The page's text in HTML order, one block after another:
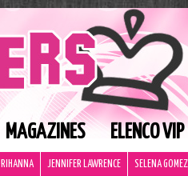
MAGAZINES ELENCO VIP
RIHANNA JENNIFER LAWRENCE SELENA GOMEZ